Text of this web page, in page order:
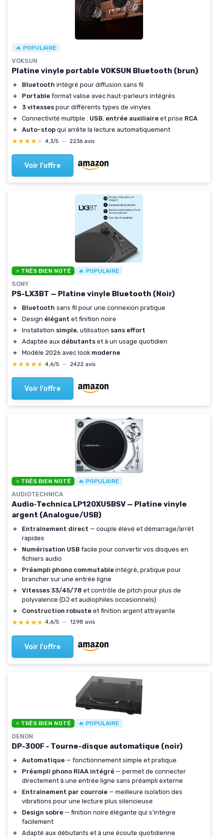
🔥 POPULAIRE
VOKSUN
Platine vinyle portable VOKSUN Bluetooth (brun)
＋ Bluetooth intégré pour diffusion sans fil
＋
Portable format valise avec haut-parleurs intégrés
＋
3 vitesses pour différents types de vinyles
＋
Connectivité multiple : USB, entrée auxiliaire et prise RCA
＋
Auto-stop qui arrête la lecture automatiquement
★★★★★
★★★★★ 4,3/5 — 2236 avis
Voir l'offre
⭐ TRÈS BIEN NOTÉ 🔥 POPULAIRE
SONY
PS-LX3BT — Platine vinyle Bluetooth (Noir)
＋ Bluetooth sans fil pour une connexion pratique
＋
Design élégant et finition noire
＋
Installation simple, utilisation sans effort
＋
Adaptée aux débutants et à un usage quotidien
＋
Modèle 2026 avec look moderne
★★★★★
★★★★★ 4,6/5 — 2422 avis
Voir l'offre
⭐ TRÈS BIEN NOTÉ 🔥 POPULAIRE
AUDIOTECHNICA
Audio‑Technica LP120XUSBSV — Platine vinyle
argent (Analogue/USB)
＋ Entraînement direct — couple élevé et démarrage/arrêt
rapides
＋
Numérisation USB facile pour convertir vos disques en
fichiers audio
＋
Préampli phono commutable intégré, pratique pour
brancher sur une entrée ligne
＋
Vitesses 33/45/78 et contrôle de pitch pour plus de
polyvalence (DJ et audiophiles occasionnels)
＋
Construction robuste et finition argent attrayante
★★★★★
★★★★★ 4,6/5 — 1298 avis
Voir l'offre
⭐ TRÈS BIEN NOTÉ 🔥 POPULAIRE
DENON
DP-300F - Tourne-disque automatique (noir)
＋ Automatique — fonctionnement simple et pratique
＋
Préampli phono RIAA intégré — permet de connecter
directement à une entrée ligne sans préampli externe
＋
Entraînement par courroie — meilleure isolation des
vibrations pour une lecture plus silencieuse
＋
Design sobre — finition noire élégante qui s'intègre
facilement
＋
Adapté aux débutants et à une écoute quotidienne